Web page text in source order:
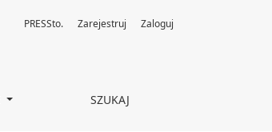
SZUKAJ
PRESSto. Zarejestruj Zaloguj